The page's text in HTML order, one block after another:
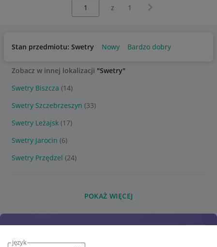
język
z 1 Następna strona
Stan przedmiotu: Swetry Nowy Bardzo dobry
Zobacz w innej lokalizacji "Swetry"
Swetry Biszcza (14)
Swetry Szczebrzeszyn (33)
Swetry Leżajsk (17)
Swetry Jarocin (6)
Swetry Przędzel (24)
POKAŻ WIĘCEJ